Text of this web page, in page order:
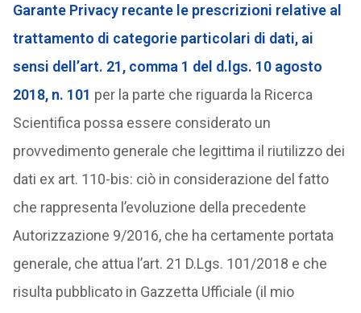
Garante Privacy recante le prescrizioni relative al
trattamento di categorie particolari di dati, ai
sensi dell’art. 21, comma 1 del d.lgs. 10 agosto
2018, n. 101 per la parte che riguarda la Ricerca
Scientifica possa essere considerato un
provvedimento generale che legittima il riutilizzo dei
dati ex art. 110-bis: ciò in considerazione del fatto
che rappresenta l’evoluzione della precedente
Autorizzazione 9/2016, che ha certamente portata
generale, che attua l’art. 21 D.Lgs. 101/2018 e che
risulta pubblicato in Gazzetta Ufficiale (il mio